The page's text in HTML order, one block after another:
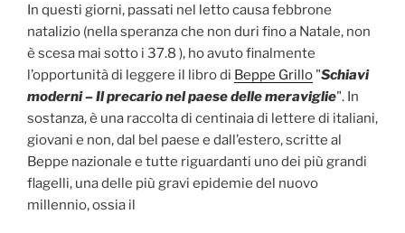
In questi giorni, passati nel letto causa febbrone
natalizio (nella speranza che non duri fino a Natale, non
è scesa mai sotto i 37.8 ), ho avuto finalmente
l’opportunità di leggere il libro di Beppe Grillo "Schiavi
moderni – Il precario nel paese delle meraviglie". In
sostanza, è una raccolta di centinaia di lettere di italiani,
giovani e non, dal bel paese e dall’estero, scritte al
Beppe nazionale e tutte riguardanti uno dei più grandi
flagelli, una delle più gravi epidemie del nuovo
millennio, ossia il